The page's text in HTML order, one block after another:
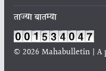
ताज्या बातम्या
© 2026 Mahabulletin | A